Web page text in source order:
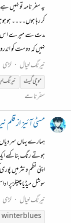
یہ سفر نامہ تو
کر رہا ہوں۔۔۔۔
مدت سے میرے اس راگ
نہیں کہ دوست کو
نیرنگ خیال
لڑی
موچی گیٹ
نیرنگ
سفرنامے
مسٹی آئیز از
ہمارے یہاں
ہوتے رنگ بنا کہے
اپنی نظم و نثر میں
سوشل میڈیا چینلز پر
نیرنگ خیال
لڑی
winterblues